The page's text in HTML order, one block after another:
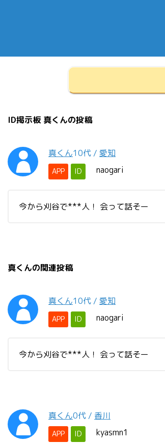
ID掲示板 真くんの投稿
真くん10代 / 愛知
APP ID naogari
今から刈谷で***人！ 会って話そー
真くんの関連投稿
真くん10代 / 愛知
APP ID naogari
今から刈谷で***人！ 会って話そー
真くん0代 / 香川
APP ID kyasmn1